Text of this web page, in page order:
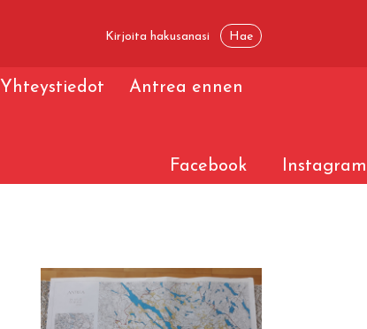
Yhteystiedot Antrea ennen
Facebook Instagram